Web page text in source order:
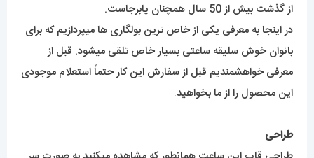
از گذشت بیش از 50 سال همچنان پابرجاست.
در اینجا به معرفی یکی از خاص ترین بولگاری ها میپردازیم که برای
بانوان خوش سلیقه ساعتی بسیار خاص تلقی میشود. قبل از
معرفی خواهشمندیم قبل از سفارش این کار حتماً استعلام موجودی
این محصول را از ما بخواهید.
طراحی